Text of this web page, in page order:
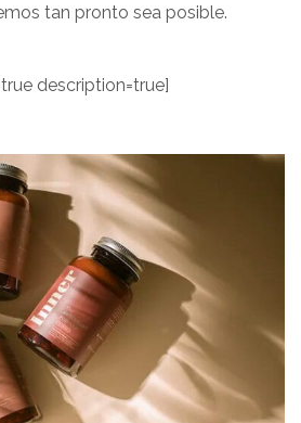
tan pronto sea posible.
description=true]